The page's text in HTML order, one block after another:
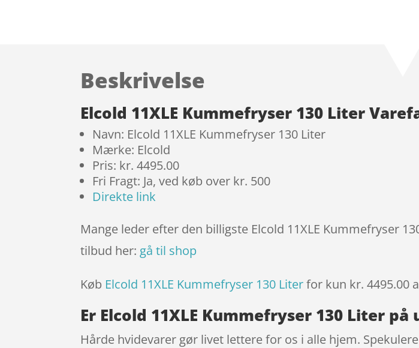
Beskrivelse
Elcold 11XLE Kummefryser 130 Liter
Navn: Elcold 11XLE Kummefryser 130 Liter
Mærke: Elcold
Pris: kr. 4495.00
Fri Fragt: Ja, ved køb over kr. 500
Direkte link
Mange leder efter den billigste Elcold 11XLE Kummefryser
tilbud her: gå til shop
Køb Elcold 11XLE Kummefryser 130 Literfor kun kr. 4495.00
Er Elcold 11XLE Kummefryser 130 Liter på
Hårde hvidevarer gør livet lettere for os i alle hjem.